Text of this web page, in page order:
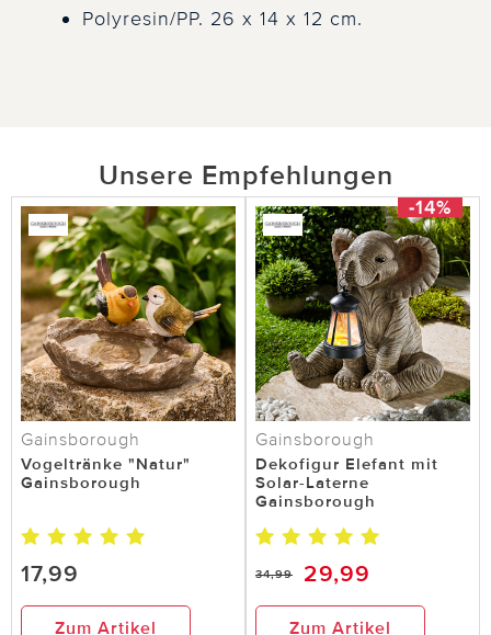
Polyresin/PP. 26 x 14 x 12 cm.
Unsere Empfehlungen
Gainsborough
Vogeltränke "Natur"
Gainsborough
17,99
Zum Artikel
-14%
Gainsborough
Dekofigur Elefant mit
Solar-Laterne
Gainsborough
34,99 29,99
Zum Artikel